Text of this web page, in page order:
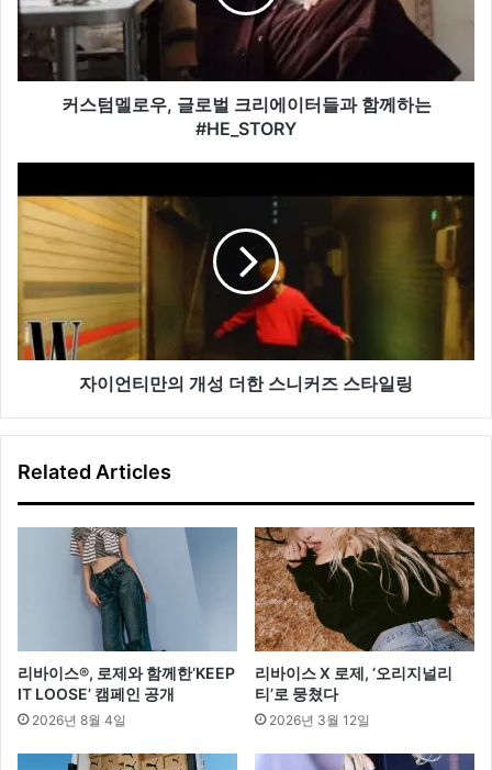
우,
글
로
벌
터
들
과
함
께
하
는
#HE_STORY
커스텀멜로우, 글로벌 크리에이터들과 함께하는
#HE_STORY
이
언
만
의
개
성
더
즈
자이언티만의 개성 더한 스니커즈 스타일링
Related Articles
리바이스®, 로제와 함께한‘KEEP
IT LOOSE’ 캠페인 공개
2026년 8월 4일
리바이스 X 로제, ‘오리지널리
티’로 뭉쳤다
2026년 3월 12일